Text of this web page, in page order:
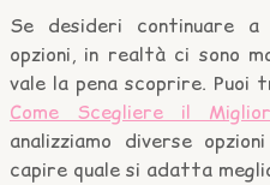
Se desideri continuare
opzioni, in realtà ci sono
vale la pena scoprire. Puoi
Come Scegliere il
analizziamo diverse
capire quale si adatta